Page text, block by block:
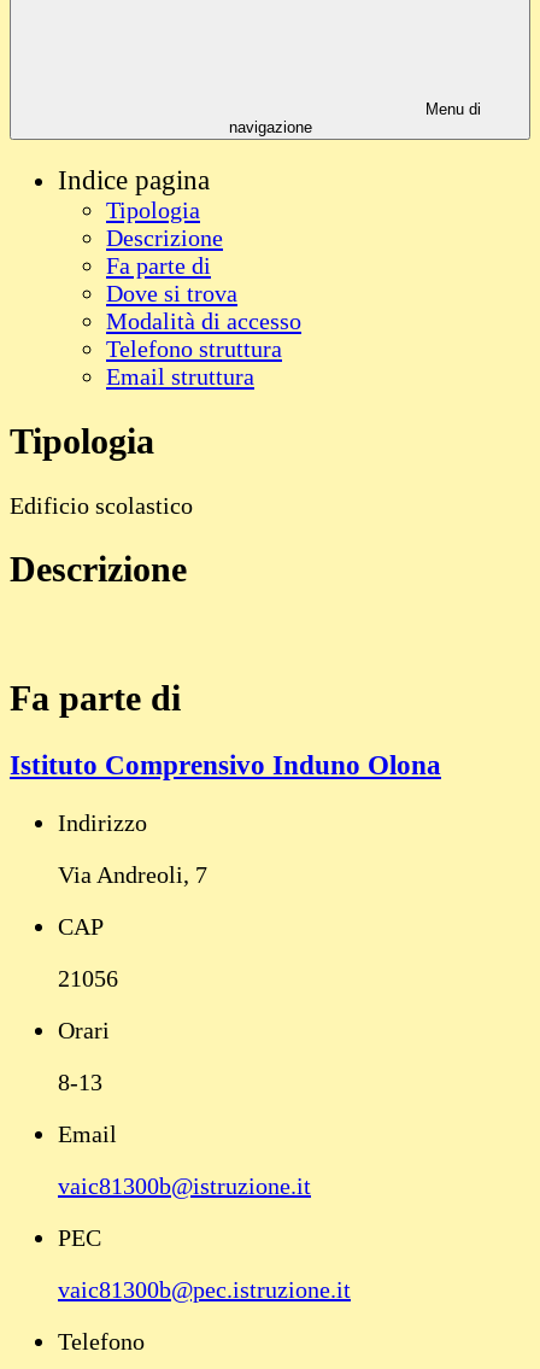
Menu di
navigazione
Indice pagina
Tipologia
Descrizione
Fa parte di
Dove si trova
Modalità di accesso
Telefono struttura
Email struttura
Tipologia
Edificio scolastico
Descrizione
Fa parte di
Istituto Comprensivo Induno Olona
Indirizzo
Via Andreoli, 7
CAP
21056
Orari
8-13
Email
vaic81300b@istruzione.it
PEC
vaic81300b@pec.istruzione.it
Telefono